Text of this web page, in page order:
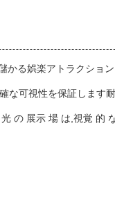
る娯楽アトラクショ
な可視性を保証します
の 展示 場 は,視覚 的